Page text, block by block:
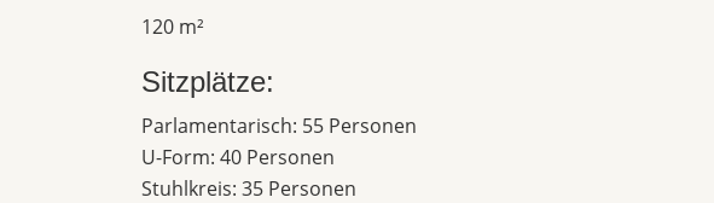
120 m²
Sitzplätze:
Parlamentarisch: 55 Personen
U-Form: 40 Personen
Stuhlkreis: 35 Personen